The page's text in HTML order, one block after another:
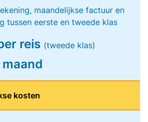
maandelijkse factuur en
tussen eerste en tweede klas
reis (tweede klas)
kosten